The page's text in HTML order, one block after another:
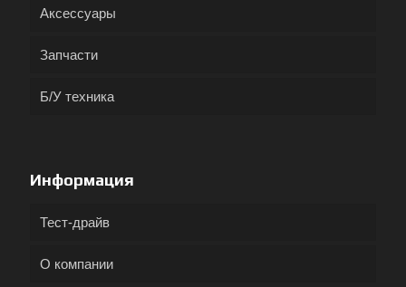
Аксессуары
Запчасти
Б/У техника
Информация
Тест-драйв
О компании